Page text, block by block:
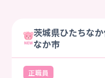
茨城県ひたちな
なか市
正職員